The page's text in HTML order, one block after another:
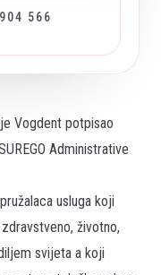
566
Vogdent potpisao
Administrative
usluga koji
životno,
svijeta a koji